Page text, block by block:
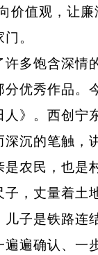
价值观，让
。
多饱含深情
分优秀作品。
》。 西创宁
沉的笔触，
农民，也是
子，丈量着土
子是铁路连
遍确认、一